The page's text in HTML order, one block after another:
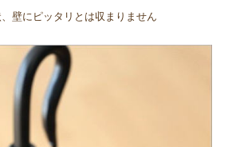
壁にピッタリとは収まりません